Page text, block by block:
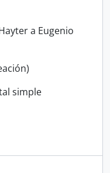
a Eugenio
simple